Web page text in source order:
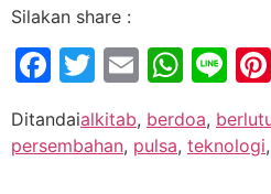
Silakan share :
Facebook
Twitter
Email
Ditandaialkitab, berdoa,
persembahan, pulsa, teknologi,